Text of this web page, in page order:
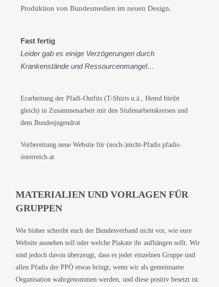
Produktion von Bundesmedien im neuen Design.
Fast fertig
Leider gab es einige Verzögerungen durch
Krankenstände und Ressourcenmangel…
Erarbeitung der Pfadi-Outfits (T-Shirts u.ä., Hemd bleibt
gleich) in Zusammenarbeit mit den Stufenarbeitskreisen und
dem Bundesjugendrat
Vorbereitung neue Website für (noch-)nicht-Pfadis pfadis-
österreich.at
MATERIALIEN UND VORLAGEN FÜR
GRUPPEN
Wie bisher schreibt euch der Bundesverband nicht vor, wie eure
Website aussehen soll oder welche Plakate ihr aufhängen sollt. Wir
sind jedoch davon überzeugt, dass es jeder einzelnen Gruppe und
allen Pfadis der PPÖ etwas bringt, wenn wir als gemeinsame
Organisation wahrgenommen werden, und diese positiv besetzt ist.